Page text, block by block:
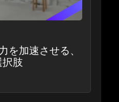
を加速させる、
肢